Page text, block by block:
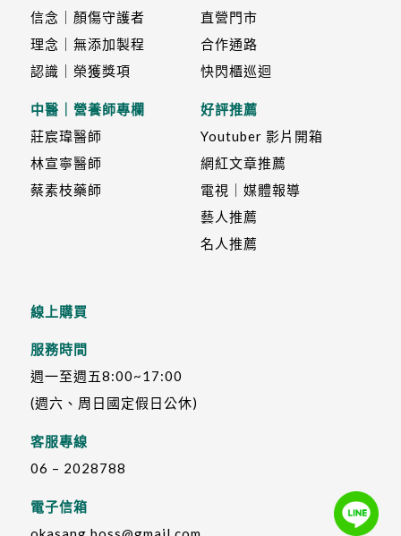
信念｜顏傷守護者
理念｜無添加製程
認識｜榮獲獎項
中醫｜營養師專欄
莊宸瑋醫師
林宣寧醫師
蔡素枝藥師
直營門市
合作通路
快閃櫃巡迴
好評推薦
Youtuber 影片開箱
網紅文章推薦
電視｜媒體報導
藝人推薦
名人推薦
線上購買
服務時間
週一至週五8:00~17:00
(週六、周日國定假日公休)
客服專線
06 – 2028788
電子信箱